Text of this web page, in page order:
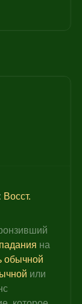
Восст.
на
обычной
или